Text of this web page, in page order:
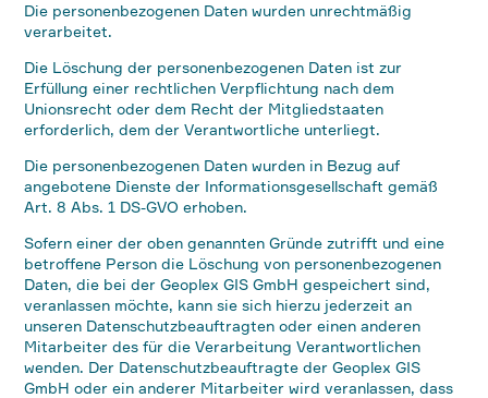
Die personenbezogenen Daten wurden unrechtmäßig
verarbeitet.
Die Löschung der personenbezogenen Daten ist zur
Erfüllung einer rechtlichen Verpflichtung nach dem
Unionsrecht oder dem Recht der Mitgliedstaaten
erforderlich, dem der Verantwortliche unterliegt.
Die personenbezogenen Daten wurden in Bezug auf
angebotene Dienste der Informationsgesellschaft gemäß
Art. 8 Abs. 1 DS-GVO erhoben.
Sofern einer der oben genannten Gründe zutrifft und eine
betroffene Person die Löschung von personenbezogenen
Daten, die bei der Geoplex GIS GmbH gespeichert sind,
veranlassen möchte, kann sie sich hierzu jederzeit an
unseren Datenschutzbeauftragten oder einen anderen
Mitarbeiter des für die Verarbeitung Verantwortlichen
wenden. Der Datenschutzbeauftragte der Geoplex GIS
GmbH oder ein anderer Mitarbeiter wird veranlassen, dass